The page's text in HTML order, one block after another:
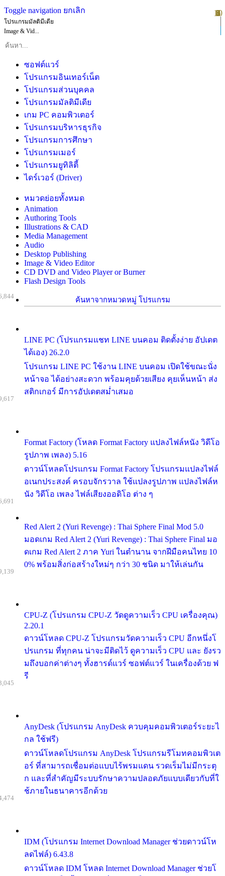
Toggle navigation ยกเลิก
โปรแกรมมัลติมีเดีย
Image & Vid...
ซอฟต์แวร์
โปรแกรมอินเทอร์เน็ต
โปรแกรมส่วนบุคคล
โปรแกรมมัลติมีเดีย
เกม PC คอมพิวเตอร์
โปรแกรมบริหารธุรกิจ
โปรแกรมการศึกษา
โปรแกรมเมอร์
โปรแกรมยูทิลิตี้
ไดร์เวอร์ (Driver)
หมวดย่อยทั้งหมด
Animation
Authoring Tools
Illustrations & CAD
Media Management
Audio
Desktop Publishing
Image & Video Editor
CD DVD and Video Player or Burner
Flash Design Tools
ค้นหาจากหมวดหมู่ โปรแกรม
LINE PC (โปรแกรมแชท LINE บนคอม ติดตั้งง่าย อัปเดต
ได้เอง) 26.2.0
โปรแกรม LINE PC ใช้งาน LINE บนคอม เปิดใช้ขณะนั่ง
หน้าจอ ได้อย่างสะดวก พร้อมคุยด้วยเสียง คุยเห็นหน้า ส่ง
สติกเกอร์ มีการอัปเดตสม่ำเสมอ
Format Factory (โหลด Format Factory แปลงไฟล์หนัง วิดีโอ
รูปภาพ เพลง) 5.16
ดาวน์โหลดโปรแกรม Format Factory โปรแกรมแปลงไฟล์
อเนกประสงค์ ครอบจักรวาล ใช้แปลงรูปภาพ แปลงไฟล์ห
นัง วิดีโอ เพลง ไฟล์เสียงออดิโอ ต่าง ๆ
Red Alert 2 (Yuri Revenge) : Thai Sphere Final Mod 5.0
มอดเกม Red Alert 2 (Yuri Revenge) : Thai Sphere Final มอ
ดเกม Red Alert 2 ภาค Yuri ในตำนาน จากฝีมือคนไทย 10
0% พร้อมสิ่งก่อสร้างใหม่ๆ กว่า 30 ชนิด มาให้เล่นกัน
CPU-Z (โปรแกรม CPU-Z วัดดูความเร็ว CPU เครื่องคุณ)
2.20.1
ดาวน์โหลด CPU-Z โปรแกรมวัดความเร็ว CPU อีกหนึ่งโ
ปรแกรม ที่ทุกคน น่าจะมีติดไว้ ดูความเร็ว CPU และ ยังรว
มถึงบอกค่าต่างๆ ทั้งฮารด์แวร์ ซอฟต์แวร์ ในเครื่องด้วย ฟ
รี
AnyDesk (โปรแกรม AnyDesk ควบคุมคอมพิวเตอร์ระยะไ
กล ใช้ฟรี)
ดาวน์โหลดโปรแกรม AnyDesk โปรแกรมรีโมทคอมพิวเต
อร์ ที่สามารถเชื่อมต่อแบบไร้พรมแดน รวดเร็มไม่มีกระตุ
ก และที่สำคัญมีระบบรักษาความปลอดภัยแบบเดียวกับที่ใ
ช้ภายในธนาคารอีกด้วย
IDM (โปรแกรม Internet Download Manager ช่วยดาวน์โห
ลดไฟล์) 6.43.8
ดาวน์โหลด IDM โหลด Internet Download Manager ช่วยโ
1
2
3
4
5
6
7
8
9
10